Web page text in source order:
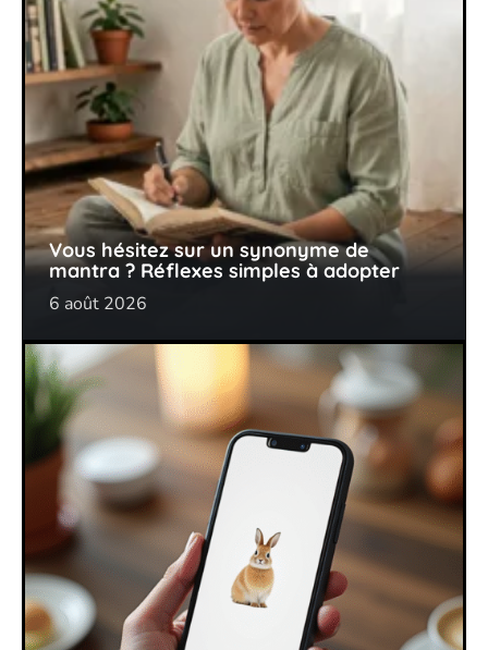
Vous hésitez sur un synonyme de
mantra ? Réflexes simples à adopter
6 août 2026